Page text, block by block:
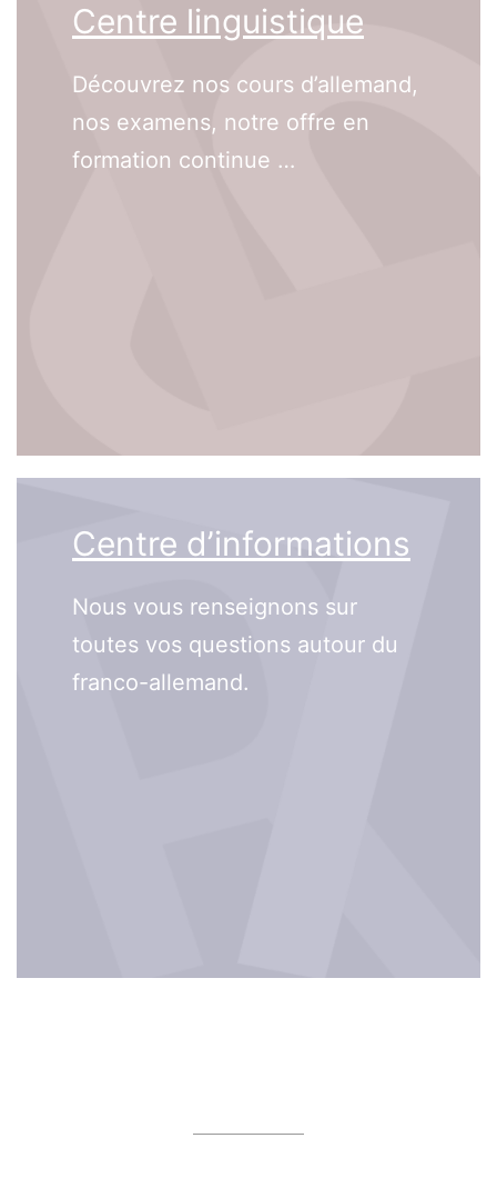
Centre linguistique
Découvrez nos cours d’allemand,
nos examens, notre offre en
formation continue …
Centre d’informations
Nous vous renseignons sur
toutes vos questions autour du
franco-allemand.